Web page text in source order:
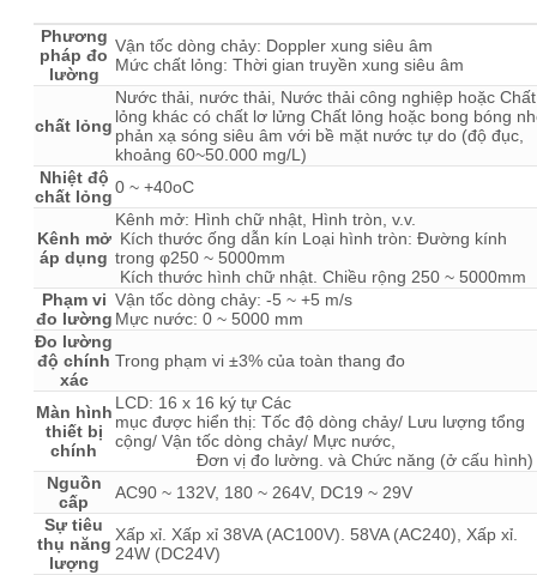
Phương
pháp đo
lường
Vận tốc dòng chảy: Doppler xung siêu âm
Mức chất lỏng: Thời gian truyền xung siêu âm
chất lỏng
Nước thải, nước thải, Nước thải công nghiệp hoặc Chất
lỏng khác có chất lơ lửng Chất lỏng hoặc bong bóng
phản xạ sóng siêu âm với bề mặt nước tự do (độ đục,
khoảng 60~50.000 mg/L)
Nhiệt độ
chất lỏng0 ~ +40oC
Kênh mở
áp dụng
Kênh mở: Hình chữ nhật, Hình tròn, v.v.
Kích thước ống dẫn kín Loại hình tròn: Đường kính
trong φ250 ~ 5000mm
Kích thước hình chữ nhật. Chiều rộng 250 ~ 5000mm
Phạm vi
đo lường
Vận tốc dòng chảy: -5 ~ +5 m/s
Mực nước: 0 ~ 5000 mm
Đo lường
độ chính
xác
Trong phạm vi ±3% của toàn thang đo
Màn hình
thiết bị
chính
LCD: 16 x 16 ký tự Các
mục được hiển thị: Tốc độ dòng chảy/ Lưu lượng tổng
cộng/ Vận tốc dòng chảy/ Mực nước,
Đơn vị đo lường. và Chức năng (ở cấu hình)
Nguồn
cấp
AC90 ~ 132V, 180 ~ 264V, DC19 ~ 29V
Sự tiêu
thụ năng
lượng
Xấp xỉ. Xấp xỉ 38VA (AC100V). 58VA (AC240), Xấp xỉ.
24W (DC24V)